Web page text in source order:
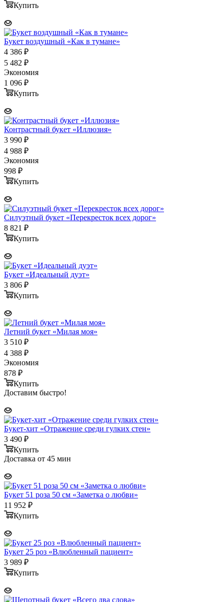
Купить
Букет воздушный «Как в тумане»
4 386 ₽
5 482 ₽
Экономия
1 096 ₽
Купить
Контрастный букет «Иллюзия»
3 990 ₽
4 988 ₽
Экономия
998 ₽
Купить
Силуэтный букет «Перекресток всех дорог»
8 821 ₽
Купить
Букет «Идеальный дуэт»
3 806 ₽
Купить
Летний букет «Милая моя»
3 510 ₽
4 388 ₽
Экономия
878 ₽
Купить
Доставим быстро!
Букет-хит «Отражение среди гулких стен»
3 490 ₽
Купить
Доставка от 45 мин
Букет 51 роза 50 см «Заметка о любви»
11 952 ₽
Купить
Букет 25 роз «Влюбленный пациент»
3 989 ₽
Купить